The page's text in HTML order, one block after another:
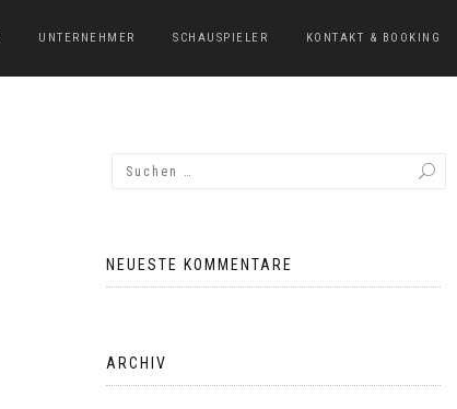
UNTERNEHMER SCHAUSPIELER KONTAKT & BOOKING
NEUESTE KOMMENTARE
ARCHIV